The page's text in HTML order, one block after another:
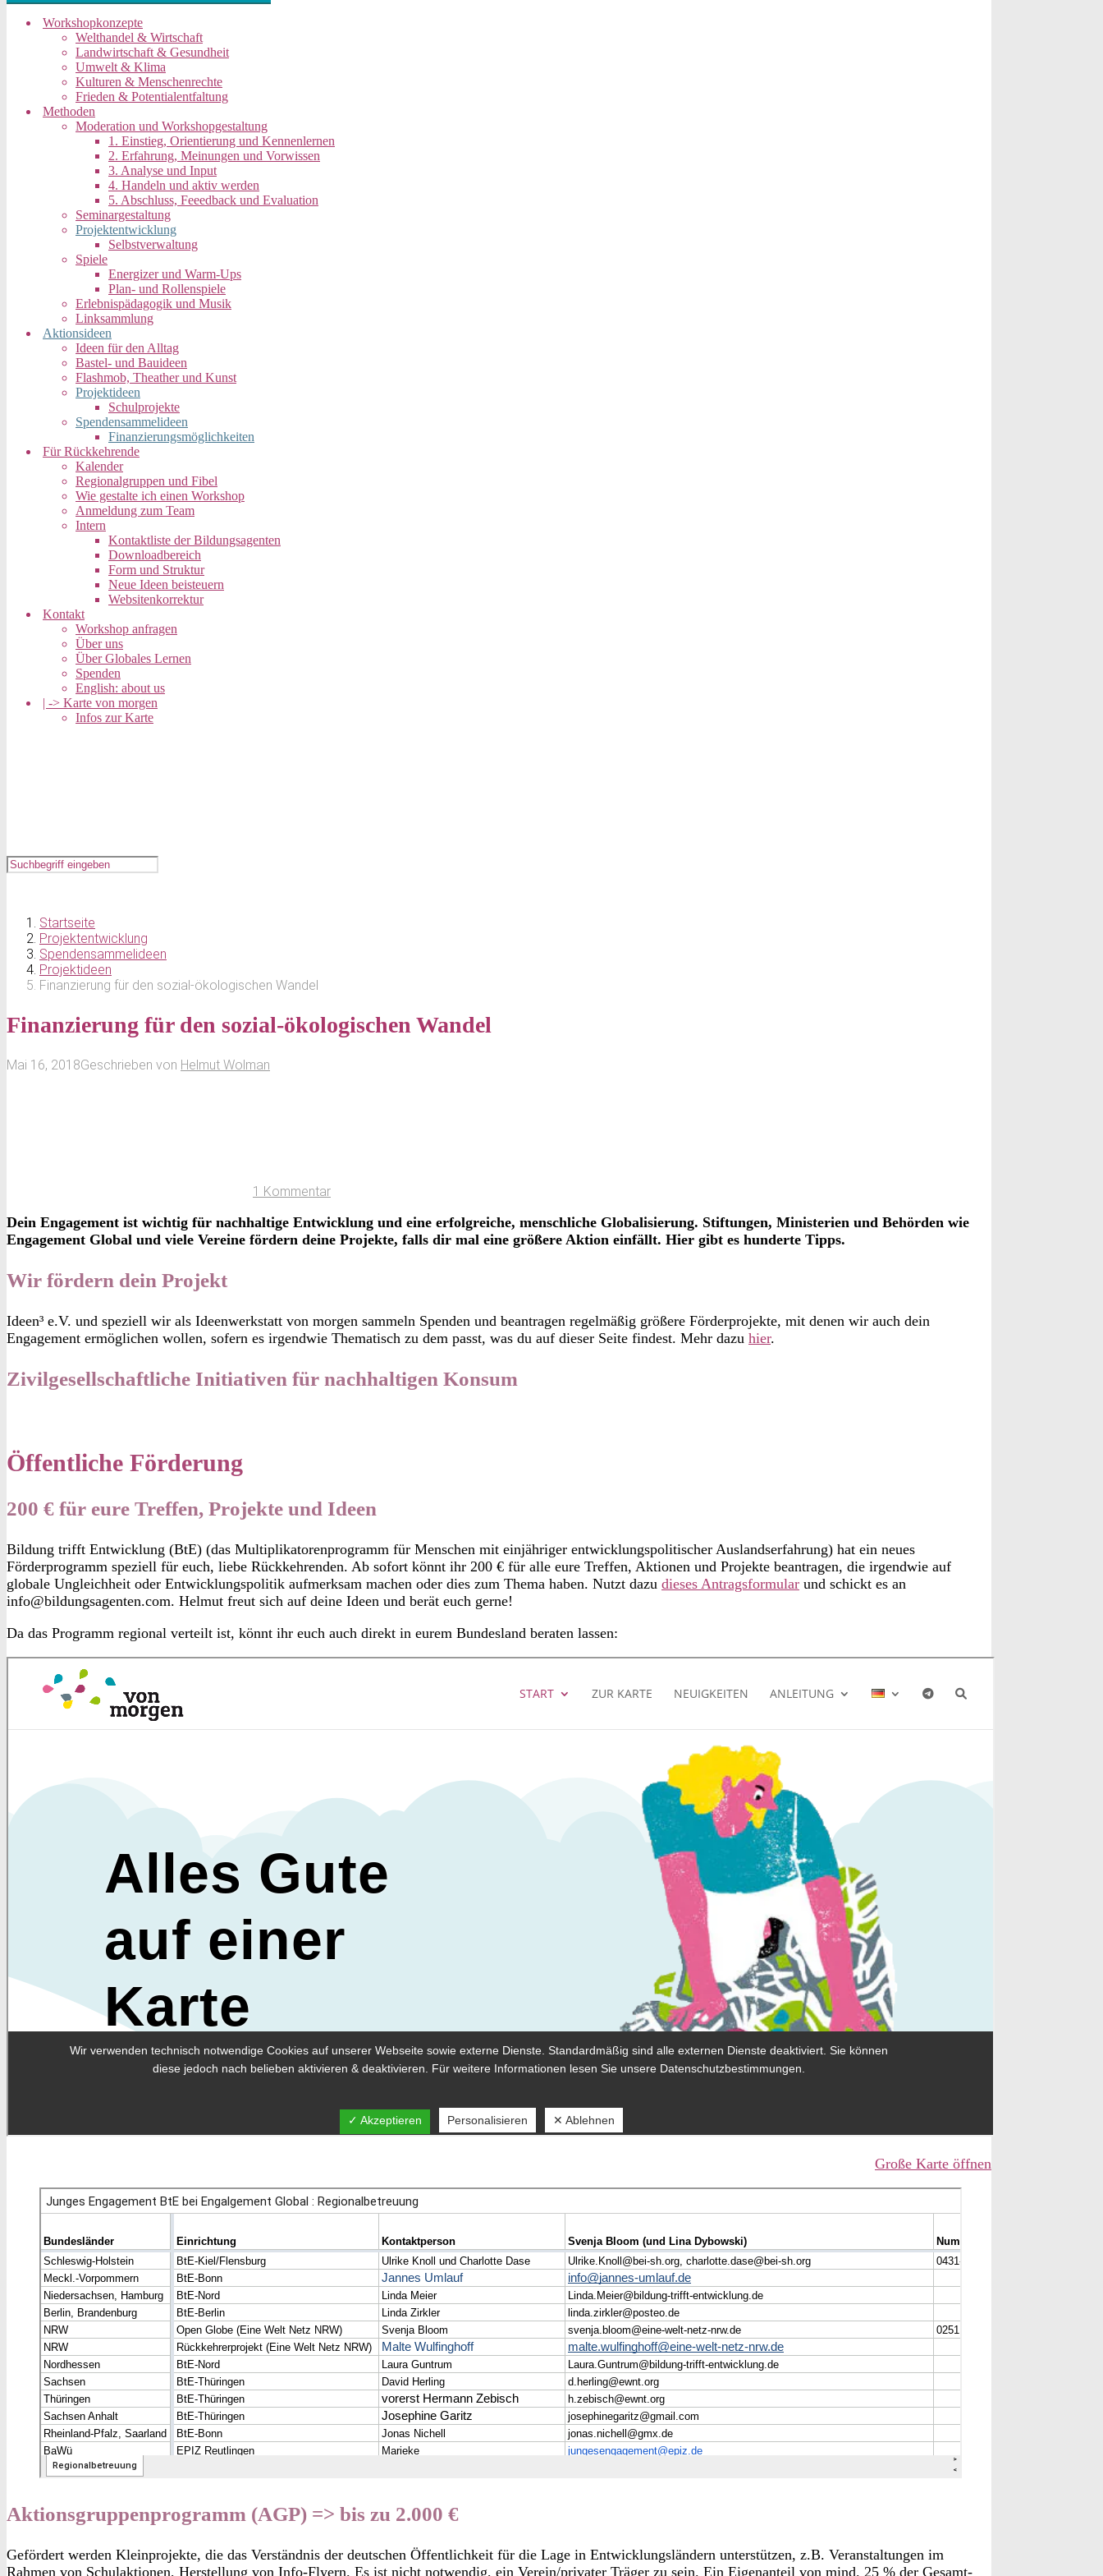
Workshopkonzepte
Welthandel & Wirtschaft
Landwirtschaft & Gesundheit
Umwelt & Klima
Kulturen & Menschenrechte
Frieden & Potentialentfaltung
Methoden
Moderation und Workshopgestaltung
1. Einstieg, Orientierung und Kennenlernen
2. Erfahrung, Meinungen und Vorwissen
3. Analyse und Input
4. Handeln und aktiv werden
5. Abschluss, Feeedback und Evaluation
Seminargestaltung
Projektentwicklung
Selbstverwaltung
Spiele
Energizer und Warm-Ups
Plan- und Rollenspiele
Erlebnispädagogik und Musik
Linksammlung
Aktionsideen
Ideen für den Alltag
Bastel- und Bauideen
Flashmob, Theather und Kunst
Projektideen
Schulprojekte
Spendensammelideen
Finanzierungsmöglichkeiten
Für Rückkehrende
Kalender
Regionalgruppen und Fibel
Wie gestalte ich einen Workshop
Anmeldung zum Team
Intern
Kontaktliste der Bildungsagenten
Downloadbereich
Form und Struktur
Neue Ideen beisteuern
Websitenkorrektur
Kontakt
Workshop anfragen
Über uns
Über Globales Lernen
Spenden
English: about us
| -> Karte von morgen
Infos zur Karte
Startseite
Projektentwicklung
Spendensammelideen
Projektideen
Finanzierung für den sozial-ökologischen Wandel
Finanzierung für den sozial-ökologischen Wandel
Mai 16, 2018Geschrieben von Helmut Wolman
1 Kommentar
Dein Engagement ist wichtig für nachhaltige Entwicklung und eine erfolgreiche, menschliche Globalisierung. Stiftungen, Ministerien und Behörden wie
Engagement Global und viele Vereine fördern deine Projekte, falls dir mal eine größere Aktion einfällt. Hier gibt es hunderte Tipps.
Wir fördern dein Projekt
Ideen³ e.V. und speziell wir als Ideenwerkstatt von morgen sammeln Spenden und beantragen regelmäßig größere Förderprojekte, mit denen wir auch dein
Engagement ermöglichen wollen, sofern es irgendwie Thematisch zu dem passt, was du auf dieser Seite findest. Mehr dazu hier.
Zivilgesellschaftliche Initiativen für nachhaltigen Konsum
Öffentliche Förderung
200 € für eure Treffen, Projekte und Ideen
Bildung trifft Entwicklung (BtE) (das Multiplikatorenprogramm für Menschen mit einjähriger entwicklungspolitischer Auslandserfahrung) hat ein neues
Förderprogramm speziell für euch, liebe Rückkehrenden. Ab sofort könnt ihr 200 € für alle eure Treffen, Aktionen und Projekte beantragen, die irgendwie auf
globale Ungleichheit oder Entwicklungspolitik aufmerksam machen oder dies zum Thema haben. Nutzt dazu dieses Antragsformular und schickt es an
info@bildungsagenten.com. Helmut freut sich auf deine Ideen und berät euch gerne!
Da das Programm regional verteilt ist, könnt ihr euch auch direkt in eurem Bundesland beraten lassen:
Große Karte öffnen
Aktionsgruppenprogramm (AGP) => bis zu 2.000 €
Gefördert werden Kleinprojekte, die das Verständnis der deutschen Öffentlichkeit für die Lage in Entwicklungsländern unterstützen, z.B. Veranstaltungen im
Rahmen von Schulaktionen, Herstellung von Info-Flyern. Es ist nicht notwendig, ein Verein/privater Träger zu sein. Ein Eigenanteil von mind. 25 % der Gesamt-